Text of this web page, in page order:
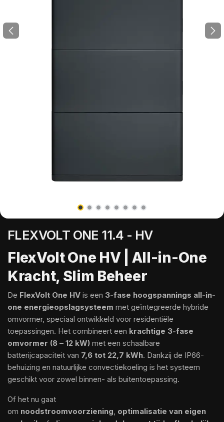
FLEXVOLT ONE 11.4 - HV
FlexVolt One HV | All-in-One
Kracht, Slim Beheer
De FlexVolt One HV is een 3-fase hoogspannings all-in-
one energieopslagsysteem met geïntegreerde hybride
omvormer, speciaal ontwikkeld voor residentiële
toepassingen. Het combineert een krachtige 3-fase
omvormer (8 – 12 kW) met een schaalbare
batterijcapaciteit van 7,6 tot 22,7 kWh. Dankzij de IP66-
behuizing en natuurlijke convectiekoeling is het systeem
geschikt voor zowel binnen- als buitentoepassing.
Of het nu gaat
om noodstroomvoorziening optimalisatie van eigen